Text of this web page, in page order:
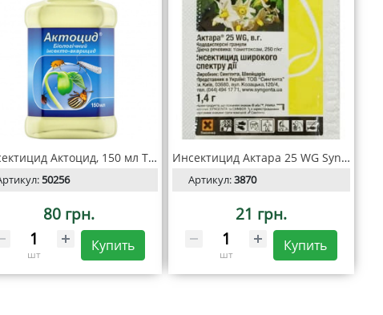
Инсектицид Актоцид, 150 мл ТМ "Киссон"
50256
80 грн.
шт
Купить
Инсектицид Актара 25 WG Syngenta 1,4 гр
Артикул:3870
21 грн.
шт
Купить